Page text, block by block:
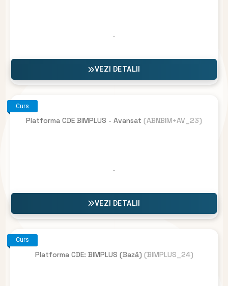
VEZI DETALII
Curs
Platforma CDE BIMPLUS - Avansat (ABNBIM+AV_23)
VEZI DETALII
Curs
Platforma CDE: BIMPLUS (Bază) (BIMPLUS_24)